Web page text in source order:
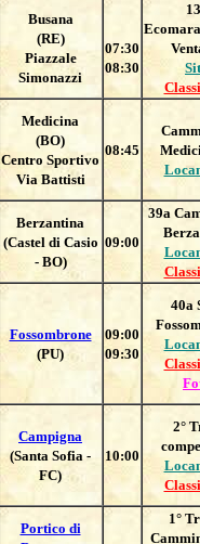
Busana
(RE)
Piazzale
Simonazzi
07:30
08:30
13
Medicina
(BO)
Centro Sportivo
Via Battisti
08:45
Berzantina
(Castel di Casio
- BO)
09:00
39a
Fossombrone
(PU)
09:00
09:30
40a
Campigna
(Santa Sofia -
FC)
10:00
2°
Portico di
1°